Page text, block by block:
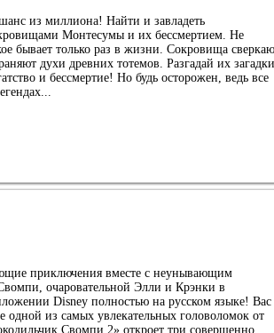
из миллиона! Найти и завладеть
Монтесумы и их бессмертием. Не
бывает только раз в жизни. Сокровища
духи древних тотемов. Разгадай их загадки
и бессмертие! Но будь осторожен, ведь все
приключения вместе с неунывающим
очаровательной Элли и Крэнки в
Disney полностью на русском языке! Вас
одной из самых увлекательных головоломок от
Свомпи 2» откроет три совершенно